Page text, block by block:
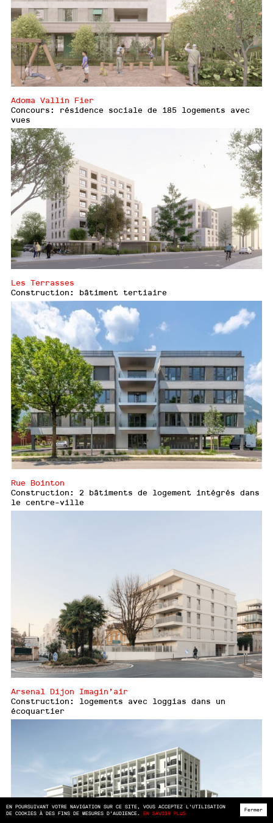
Fermer
EN POURSUIVANT VOTRE NAVIGATION SUR CE SITE, VOUS ACCEPTEZ L’UTILISATION
DE COOKIES À DES FINS DE MESURES D’AUDIENCE. EN SAVOIR PLUS
Adoma Vallin Fier
Concours: résidence sociale de 185 logements avec
vues
Les Terrasses
Construction: bâtiment tertiaire
Rue Bointon
Construction: 2 bâtiments de logement intégrés dans
le centre-ville
Arsenal Dijon Imagin’air
Construction: logements avec loggias dans un
écoquartier